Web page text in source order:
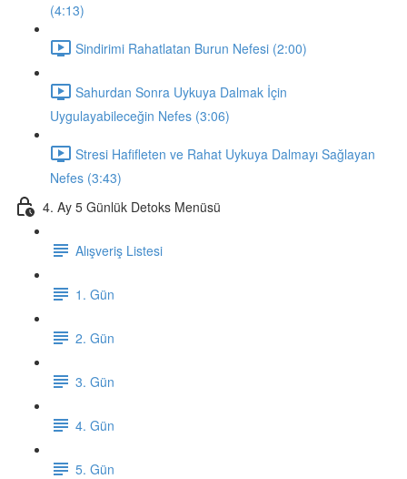
(4:13)
Sindirimi Rahatlatan Burun Nefesi (2:00)
Sahurdan Sonra Uykuya Dalmak İçin
Uygulayabileceğin Nefes (3:06)
Stresi Hafifleten ve Rahat Uykuya Dalmayı Sağlayan
Nefes (3:43)
4. Ay 5 Günlük Detoks Menüsü
Alışveriş Listesi
1. Gün
2. Gün
3. Gün
4. Gün
5. Gün